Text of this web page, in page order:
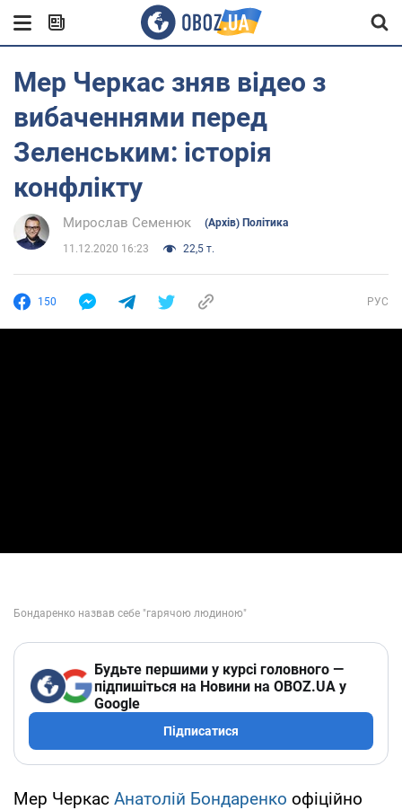
Мер Черкас зняв відео з
вибаченнями перед
Зеленським: історія
конфлікту
Мирослав Семенюк (Архів) Політика
11.12.2020 16:23 22,5 т.
150 РУС
Будьте першими у курсі головного —
підпишіться на Новини на OBOZ.UA у
Google
Підписатися
Мер Черкас Анатолій Бондаренко офіційно